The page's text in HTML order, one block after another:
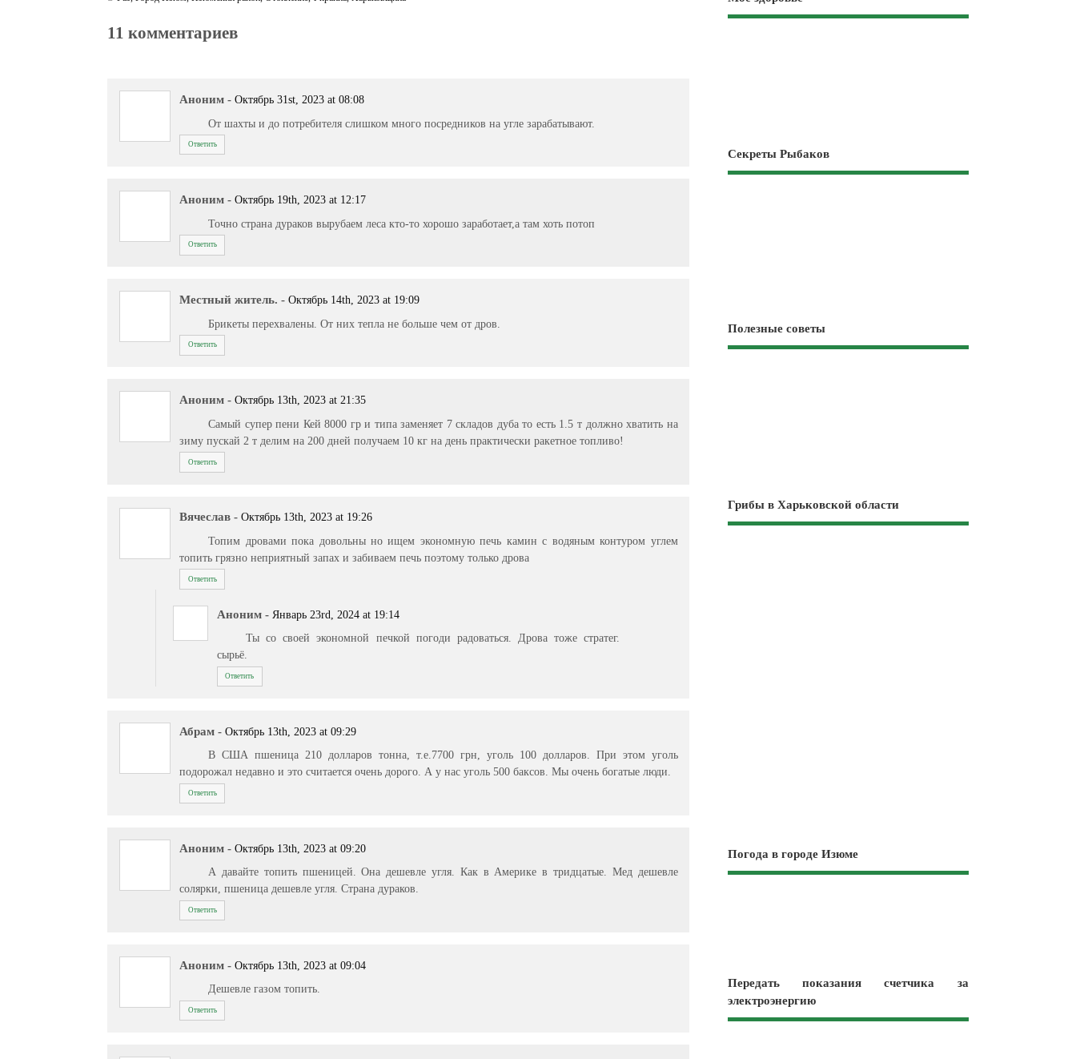
11 комментариев
Аноним - Октябрь 31st, 2023 at 08:08
От шахты и до потребителя слишком много посредников на угле зарабатывают.
Ответить
Аноним - Октябрь 19th, 2023 at 12:17
Точно страна дураков вырубаем леса кто-то хорошо заработает,а там хоть потоп
Ответить
Местный житель. - Октябрь 14th, 2023 at 19:09
Брикеты перехвалены. От них тепла не больше чем от дров.
Ответить
Аноним - Октябрь 13th, 2023 at 21:35
Самый супер пени Кей 8000 гр и типа заменяет 7 складов дуба то есть 1.5 т должно хватить на
зиму пускай 2 т делим на 200 дней получаем 10 кг на день практически ракетное топливо!
Ответить
Вячеслав - Октябрь 13th, 2023 at 19:26
Топим дровами пока довольны но ищем экономную печь камин с водяным контуром углем
топить грязно неприятный запах и забиваем печь поэтому только дрова
Ответить
Аноним - Январь 23rd, 2024 at 19:14
Ты со своей экономной печкой погоди радоваться. Дрова тоже стратег.
сырьё.
Ответить
Абрам - Октябрь 13th, 2023 at 09:29
В США пшеница 210 долларов тонна, т.е.7700 грн, уголь 100 долларов. При этом уголь
подорожал недавно и это считается очень дорого. А у нас уголь 500 баксов. Мы очень богатые люди.
Ответить
Аноним - Октябрь 13th, 2023 at 09:20
А давайте топить пшеницей. Она дешевле угля. Как в Америке в тридцатые. Мед дешевле
солярки, пшеница дешевле угля. Страна дураков.
Ответить
Аноним - Октябрь 13th, 2023 at 09:04
Дешевле газом топить.
Ответить
Секреты Рыбаков
Полезные советы
Грибы в Харьковской области
Погода в городе Изюме
Передать показания счетчика за
электроэнергию